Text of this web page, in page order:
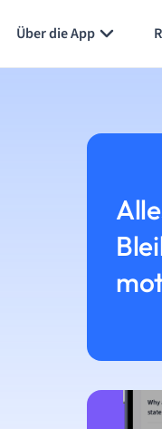
Über die App